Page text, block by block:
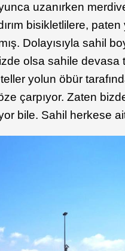
uzanırken
bisikletlilere,
Dolayısıyla sahil
olsa sahile devasa
yolun öbür
çarpıyor. Zaten
bile. Sahil herkese